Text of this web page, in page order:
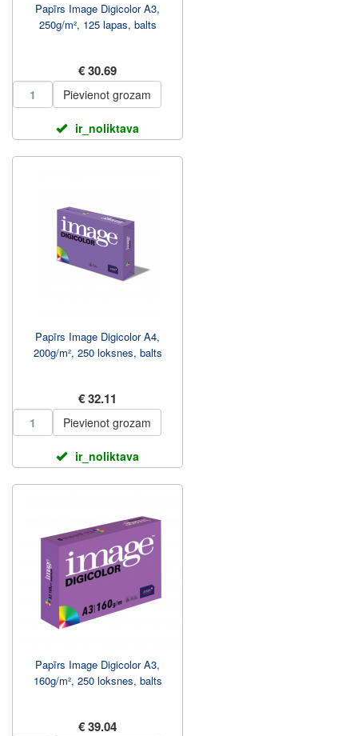
Papīrs Image Digicolor A3,
250g/m², 125 lapas, balts
€ 30.69
Pievienot grozam
ir_noliktava
Papīrs Image Digicolor A4,
200g/m², 250 loksnes, balts
€ 32.11
Pievienot grozam
ir_noliktava
Papīrs Image Digicolor A3,
160g/m², 250 loksnes, balts
€ 39.04